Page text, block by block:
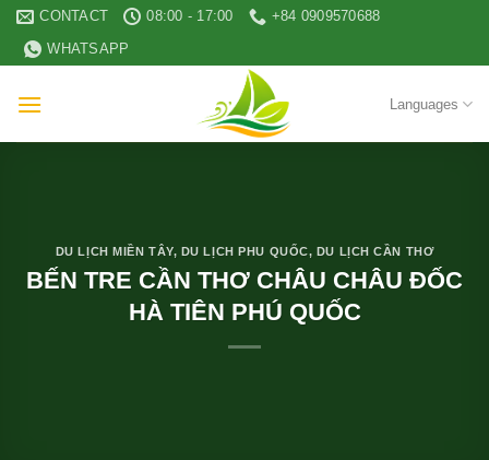
Skip
content
CONTACT 08:00 - 17:00
+84 0909570688
WHATSAPP
Languages
DU LỊCH MIỀN TÂY, DU LỊCH PHU QUỐC, DU LỊCH CẦN THƠ
BẾN TRE CẦN THƠ CHÂU CHÂU ĐỐC
HÀ TIÊN PHÚ QUỐC